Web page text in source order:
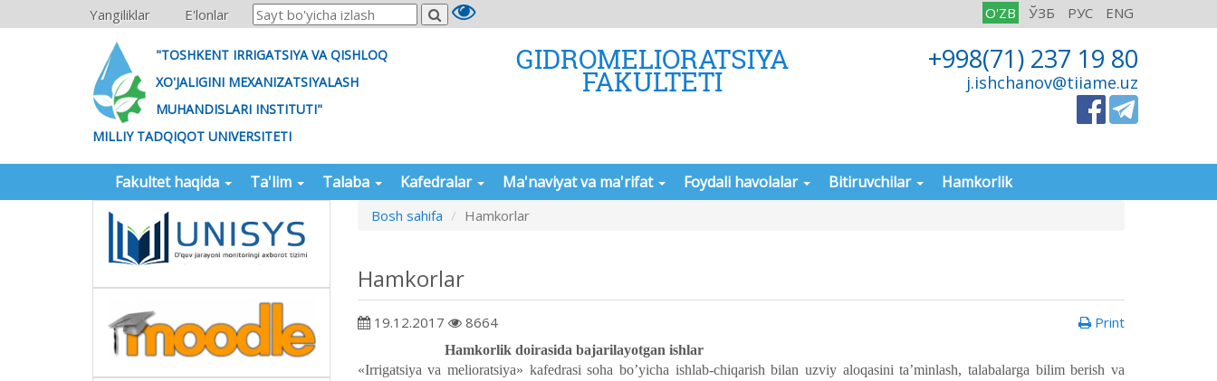
Yangiliklar E'lonlar O'ZB ЎЗБ РУС ENG
"TOSHKENT IRRIGATSIYA VA QISHLOQ
XO'JALIGINI MEXANIZATSIYALASH
MUHANDISLARI INSTITUTI"
MILLIY TADQIQOT UNIVERSITETI
GIDROMELIORATSIYA
FAKULTETI
+998(71) 237 19 80
j.ishchanov@tiiame.uz
Fakultet haqida Ta'lim Talaba Kafedralar Ma'naviyat va ma'rifat Foydali havolalar Bitiruvchilar Hamkorlik
Bosh sahifa Hamkorlar
Hamkorlar
19.12.2017 8664 Print
Hamkorlik doirasida bajarilayotgan ishlar
«Irrigatsiya va melioratsiya» kafedrasi soha boʼyicha ishlab-chiqarish bilan uzviy aloqasini taʼminlash, talabalarga bilim berish va